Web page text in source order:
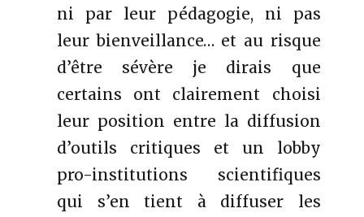
ni par leur pédagogie, ni pas
leur bienveillance… et au risque
d’être sévère je dirais que
certains ont clairement choisi
leur position entre la diffusion
d’outils critiques et un lobby
pro-institutions scientifiques
qui s’en tient à diffuser les